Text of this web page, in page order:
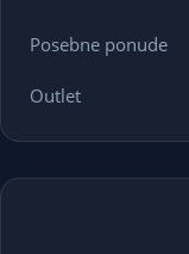
Posebne ponude
Outlet